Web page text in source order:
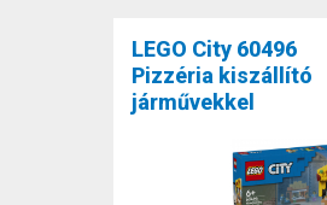
LEGO City 60496
Pizzéria kiszállító
járművekkel